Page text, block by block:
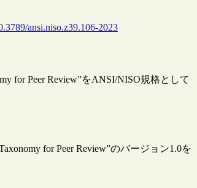
ansi.niso.z39.106-2023
for Peer Review”をANSI/NISO規格として
for Peer Review”のバージョン1.0を